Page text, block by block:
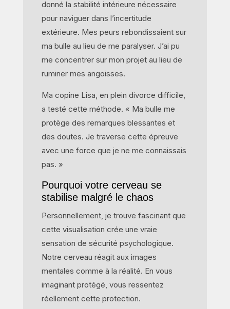
donné la stabilité intérieure nécessaire
pour naviguer dans l’incertitude
extérieure. Mes peurs rebondissaient sur
ma bulle au lieu de me paralyser. J’ai pu
me concentrer sur mon projet au lieu de
ruminer mes angoisses.
Ma copine Lisa, en plein divorce difficile,
a testé cette méthode. « Ma bulle me
protège des remarques blessantes et
des doutes. Je traverse cette épreuve
avec une force que je ne me connaissais
pas. »
Pourquoi votre cerveau se
stabilise malgré le chaos
Personnellement, je trouve fascinant que
cette visualisation crée une vraie
sensation de sécurité psychologique.
Notre cerveau réagit aux images
mentales comme à la réalité. En vous
imaginant protégé, vous ressentez
réellement cette protection.